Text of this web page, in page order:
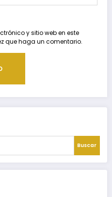
y sitio web en este
que haga un comentario.
Buscar